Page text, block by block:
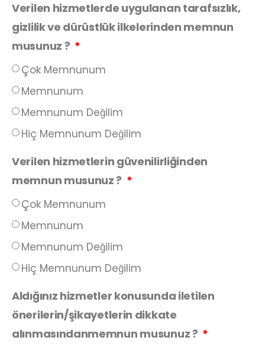
Verilen hizmetlerde uygulanan tarafsızlık,
gizlilik ve dürüstlük ilkelerinden memnun
musunuz ?
Çok Memnunum
Memnunum
Memnunum Değilim
Hiç Memnunum Değilim
Verilen hizmetlerin güvenilirliğinden
memnun musunuz ?
Çok Memnunum
Memnunum
Memnunum Değilim
Hiç Memnunum Değilim
Aldığınız hizmetler konusunda iletilen
önerilerin/şikayetlerin dikkate
alınmasındanmemnun musunuz ?